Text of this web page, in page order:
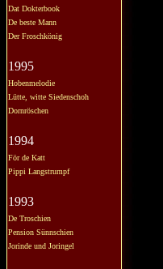
Dat Dokterbook
De beste Mann
Der Froschkönig
1995
Hobenmelodie
Lütte, witte Siedenschoh
Dornröschen
1994
För de Katt
Pippi Langstrumpf
1993
De Troschien
Pension Sünnschien
Jorinde und Joringel